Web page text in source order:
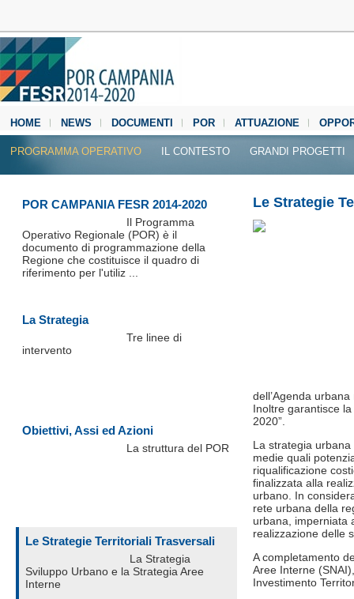
HOME NEWS DOCUMENTI POR ATTUAZIONE
MEDIA CENTER
PROGRAMMA OPERATIVO IL CONTESTO GRANDI PROGETTI
Le Strategie
dell’Agenda
Inoltre garantisce
2020”.
La strategia urbana
medie quali
riqualificazione
finalizzata alla
urbano. In
rete urbana della
urbana, imperniata
realizzazione delle
A completamento
Aree Interne
Investimento
POR CAMPANIA FESR 2014-2020
Il Programma
Operativo Regionale (POR) è il
documento di programmazione della
Regione che costituisce il quadro di
riferimento per l'utiliz ...
La Strategia
Tre linee di
intervento
Obiettivi, Assi ed Azioni
La struttura del POR
Le Strategie Territoriali Trasversali
La Strategia
Sviluppo Urbano e la Strategia Aree
Interne